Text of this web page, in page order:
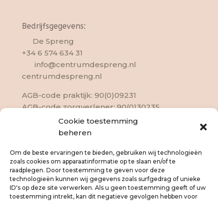
Cookie toestemming
beheren
Om de beste ervaringen te bieden, gebruiken wij technologieën
zoals cookies om apparaatinformatie op te slaan en/of te
raadplegen. Door toestemming te geven voor deze
technologieën kunnen wij gegevens zoals surfgedrag of unieke
ID's op deze site verwerken. Als u geen toestemming geeft of uw
toestemming intrekt, kan dit negatieve gevolgen hebben voor
Bedrijfsgegevens:
De Spreng
+34 6 574 634 31
info@centrumdespreng.nl
centrumdespreng.nl
AGB-code praktijk: 90(0)09231
AGB-code zorgverlener: 90(0)30235
EAGT-nr: J09-133
KVK :20155935